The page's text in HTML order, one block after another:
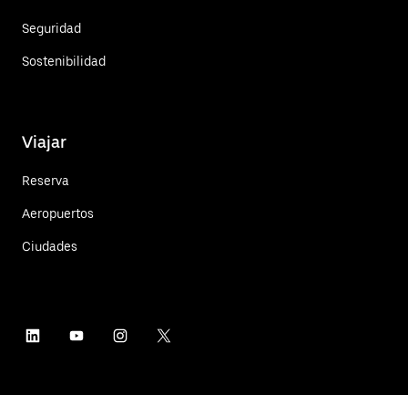
Seguridad
Sostenibilidad
Viajar
Reserva
Aeropuertos
Ciudades